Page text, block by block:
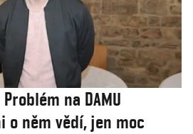
na DAMU
o něm vědí, jen moc